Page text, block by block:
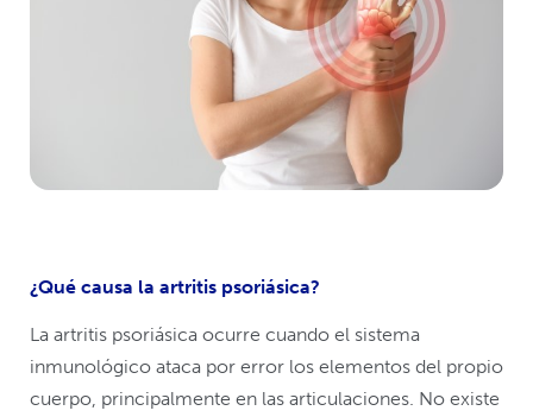
¿Qué causa la artritis psoriásica?
La artritis psoriásica ocurre cuando el sistema
inmunológico ataca por error los elementos del propio
cuerpo, principalmente en las articulaciones. No existe